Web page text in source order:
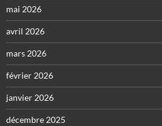
mai 2026
avril 2026
mars 2026
février 2026
janvier 2026
décembre 2025